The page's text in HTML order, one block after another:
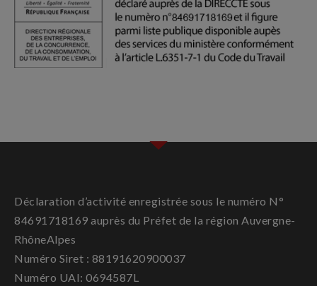
Déclaration d’activité enregistrée sous le numéro N°
84691718169 auprès du Préfet de la région Auvergne-
RhôneAlpes
Numéro Siret : 88191620900037
Numéro UAI: 0694587L